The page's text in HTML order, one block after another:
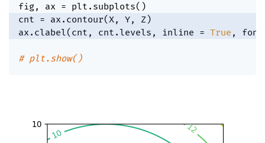
fig, ax = plt . subplots( )
cnt = ax . contour(X, Y, Z)
ax . clabel( cnt , cnt . levels , inline = True ,
# plt.show()